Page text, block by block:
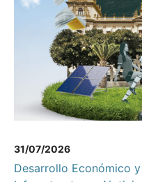
31/07/2026
Desarrollo Económico